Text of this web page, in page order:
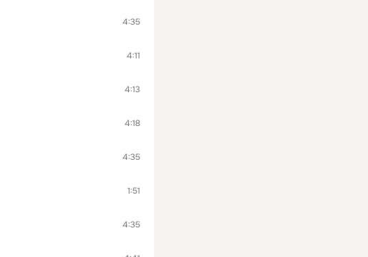
4:35
4:11
4:13
4:18
4:35
1:51
4:35